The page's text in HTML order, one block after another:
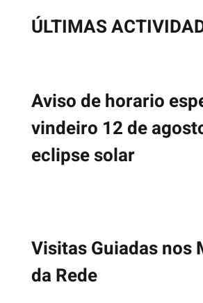
ÚLTIMAS
Aviso de horario
vindeiro 12 de
eclipse solar
Visitas Guiadas nos
da Rede